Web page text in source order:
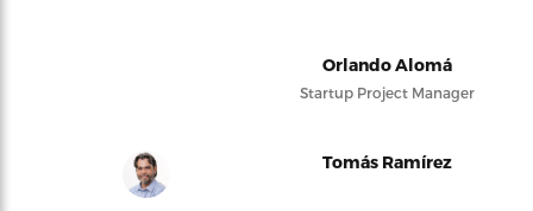
Orlando Alomá
Startup Project Manager
Tomás Ramírez